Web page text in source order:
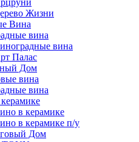
Жизни
Вина
вина
вина
Палас
Дом
вина
вина
в керамике
в керамике п/у
Дом